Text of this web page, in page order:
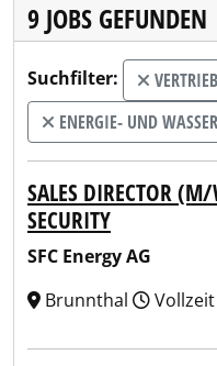
9 JOBS GEFUNDEN
Suchfilter:
ENERGIE- UND
SALES DIRECTOR
SECURITY
SFC Energy AG
Brunnthal
Vollzeit